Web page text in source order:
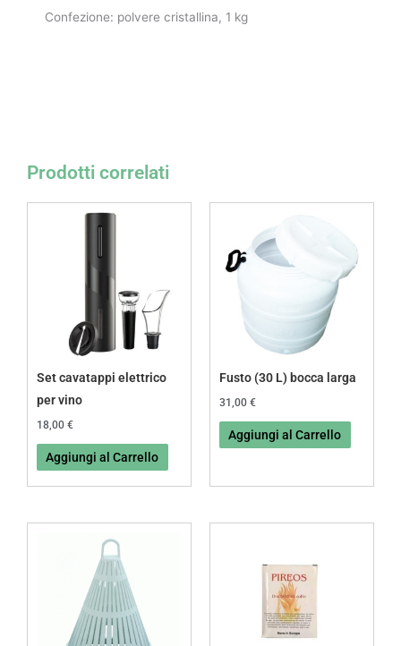
Confezione: polvere cristallina, 1 kg
Prodotti correlati
Set cavatappi elettrico
per vino
18,00 €
Aggiungi al Carrello
Fusto (30 L) bocca larga
31,00 €
Aggiungi al Carrello